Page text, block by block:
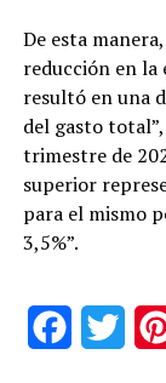
De esta
reducción en
resultó en una
del gasto
trimestre de
superior
para el mismo
3,5%”.
Facebook